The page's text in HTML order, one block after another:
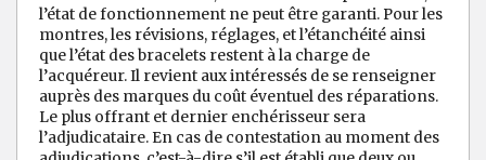
l’état de fonctionnement ne peut être garanti. Pour les
montres, les révisions, réglages, et l’étanchéité ainsi
que l’état des bracelets restent à la charge de
l’acquéreur. Il revient aux intéressés de se renseigner
auprès des marques du coût éventuel des réparations.
Le plus offrant et dernier enchérisseur sera
l’adjudicataire. En cas de contestation au moment des